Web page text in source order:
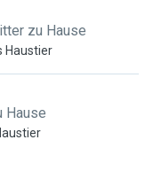
zu Hause
Haustier
Hause